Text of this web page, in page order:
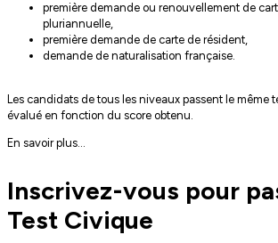
première demande ou renouvellement de
pluriannuelle,
première demande de carte de résident,
demande de naturalisation française.
Les candidats de tous les niveaux passent le même
évalué en fonction du score obtenu.
En savoir plus...
Inscrivez-vous pour
Test Civique